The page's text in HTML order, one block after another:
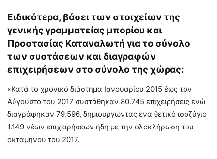
Ειδικότερα, βάσει των στοιχείων της
γενικής γραμματείας μπορίου και
Προστασίας Καταναλωτή για το σύνολο
των συστάσεων και διαγραφών
επιχειρήσεων στο σύνολο της χώρας:
«Κατά το χρονικό διάστημα Ιανουαρίου 2015 έως τον
Αύγουστο του 2017 συστάθηκαν 80.745 επιχειρήσεις ενώ
διαγράφηκαν 79.596, δημιουργώντας ένα θετικό ισοζύγιο
1.149 νέων επιχειρήσεων ήδη με την ολοκλήρωση του
οκταμήνου του 2017.